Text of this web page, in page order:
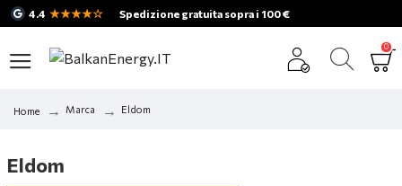
4.4 ★★★★☆ Spedizione gratuita sopra i 100 €
0
Home Marca Eldom
Eldom